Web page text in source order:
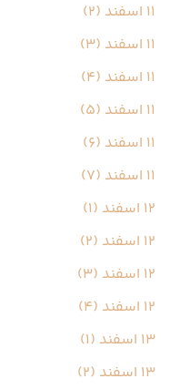
11 اسفند (2)
11 اسفند (3)
11 اسفند (4)
11 اسفند (5)
11 اسفند (6)
11 اسفند (7)
12 اسفند (1)
12 اسفند (2)
12 اسفند (3)
12 اسفند (4)
13 اسفند (1)
13 اسفند (2)